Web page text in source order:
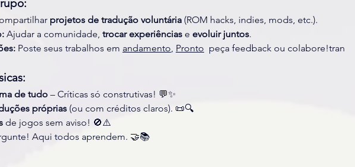
projetos de tradução voluntária (ROM hacks, indies, mods, etc.).
Ajudar a comunidade, trocar experiências e evoluir juntos.
Poste seus trabalhos em andamento, Pronto
  peça feedback ou colabore!tran
de tudo – Críticas só construtivas! 💬✨
próprias (ou com créditos claros). 📜🔍
de jogos sem aviso! 🚫⚠️
Aqui todos aprendem. 🤝📚